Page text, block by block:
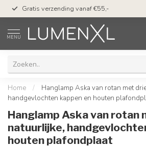
Gratis verzending vanaf €55,-
MENU
Home /
Hanglamp Aska van rotan met
handgevlochten kappen en houten
Hanglamp Aska van rotan
natuurlijke,
houten plafondplaat